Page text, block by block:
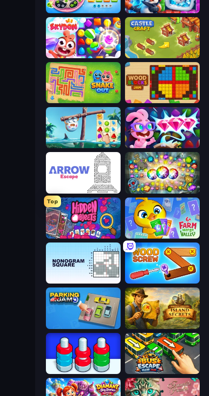
Unscrew Drop: Satisfying Puzzle Captain Blast
Skydom Castle Craft
Snake Out: Maze Escape Wood Blocks Jam
Sugar Heroes Skydom: Reforged
Arrow Escape Forgotten Treasure 2
Top
Hidden Objects Farm Merge Valley
Wood Screw: Bolts Puzzle
Hidden Objects: Island Secrets
Bus Escape: Clear Jam